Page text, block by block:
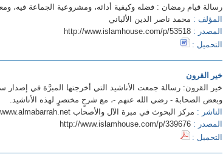
رسالة قيام رمضان : فضله وكيفية أدائه، ومشروعية الجماعة فيه،
المؤلف : محمد ناصر الدين الألباني
المصدر : http://www.islamhouse.com/p/53518
التحميل :
خير القرون
خير القرون: رسالة جمعت الأناشيد التي أخرجتها المبرَّة في إصدار
وبعض الصحابة - رضي الله عنهم -، مع شرحٍ مختصرٍ لهذه الأناشيد.
الناشر : مركز البحوث في مبرة الآل والأصحاب http://www.almabarrah.net
المصدر : http://www.islamhouse.com/p/339676
التحميل :